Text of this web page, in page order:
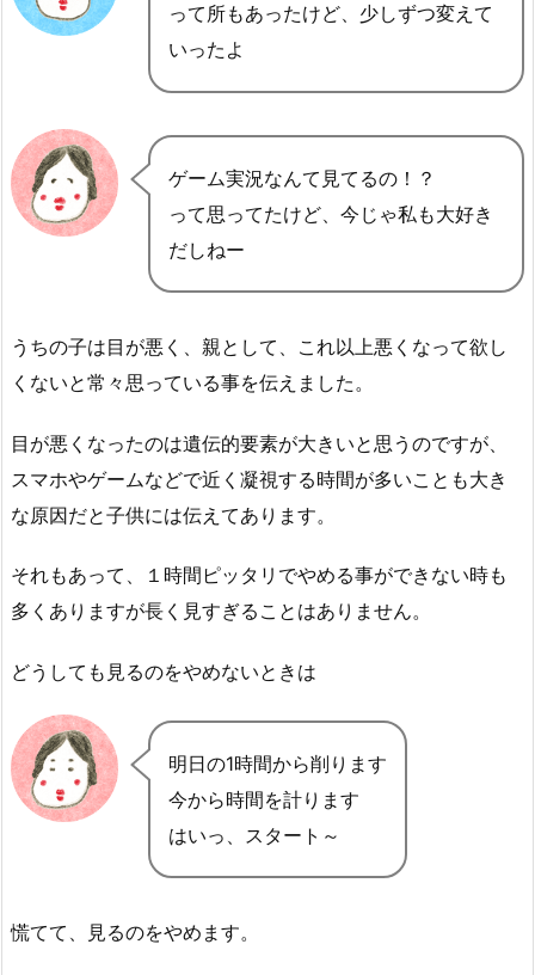
って所もあったけど、少しずつ変えて
いったよ
ゲーム実況なんて見てるの！？
って思ってたけど、今じゃ私も大好き
だしねー
うちの子は目が悪く、親として、これ以上悪くなって欲し
くないと常々思っている事を伝えました。
目が悪くなったのは遺伝的要素が大きいと思うのですが、
スマホやゲームなどで近く凝視する時間が多いことも大き
な原因だと子供には伝えてあります。
それもあって、１時間ピッタリでやめる事ができない時も
多くありますが長く見すぎることはありません。
どうしても見るのをやめないときは
明日の1時間から削ります
今から時間を計ります
はいっ、スタート～
慌てて、見るのをやめます。